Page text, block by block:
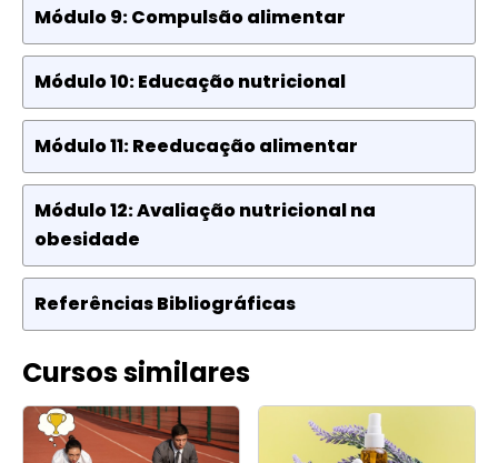
Módulo 9: Compulsão alimentar
Módulo 10: Educação nutricional
Módulo 11: Reeducação alimentar
Módulo 12: Avaliação nutricional na
obesidade
Referências Bibliográficas
Cursos similares